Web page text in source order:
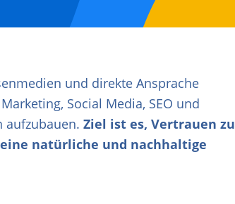
und direkte Ansprache
Social Media, SEO und
aufzubauen. Ziel ist es, Vertrauen zu
natürliche und nachhaltige